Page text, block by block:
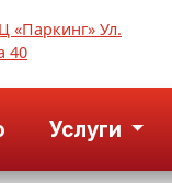
«Паркинг» Ул.
40
Услуги